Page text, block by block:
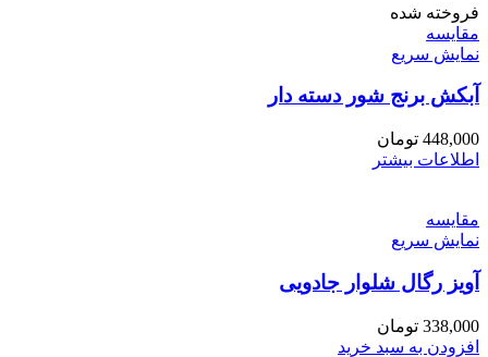
فروخته شده
مقايسه
نمایش سریع
آبکش برنج شور دسته دار
448,000 تومان
اطلاعات بیشتر
مقايسه
نمایش سریع
آویز رگال شلوار جادویی
338,000 تومان
افزودن به سبد خرید